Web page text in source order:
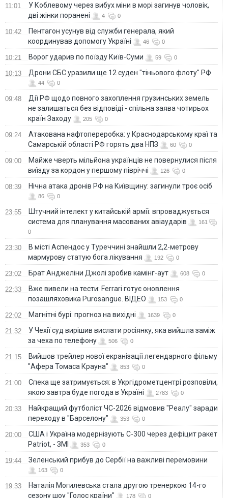
11:01
У Коблевому через вибух міни в морі загинув чоловік,
дві жінки поранені
4 0
10:42
Пентагон усунув від служби генерала, який
координував допомогу Україні
46 0
10:21 Ворог ударив по поїзду Київ-Суми 59 0
10:13 Дрони СБС уразили ще 12 суден "тіньового флоту" РФ
44 0
09:48
Дії РФ щодо повного захоплення грузинських земель
не залишаться без відповіді - спільна заява чотирьох
країн Заходу
205 0
09:24
Атакована нафтопереробка: у Краснодарському краї та
Самарській області РФ горять два НПЗ
60 0
09:00
Майже чверть мільйона українців не повернулися після
виїзду за кордон у першому півріччі
126 0
08:39 Нічна атака дронів РФ на Київщину: загинули троє осіб
86 0
23:55
Штучний інтелект у китайській армії: впроваджується
система для планування масованих авіаударів
161
0
23:30
В місті Аспендос у Туреччині знайшли 2,2-метрову
мармурову статую бога лікування
192 0
23:02 Брат Анджеліни Джолі зробив камінг-аут 608 0
22:33
Вже вивели на тести: Ferrari готує оновлення
позашляховика Purosangue. ВІДЕО
153 0
22:02 Магнітні бурі: прогноз на вихідні 1639 0
21:32
У Чехії суд вирішив вислати росіянку, яка вийшла заміж
за чеха по телефону
506 0
21:15
Вийшов трейлер нової екранізації легендарного фільму
"Афера Томаса Крауна"
853 0
21:00
Спека ще затримується: в Укргідрометцентрі розповіли,
якою завтра буде погода в Україні
2783 0
20:33
Найкращий футболіст ЧС-2026 відмовив "Реалу" заради
переходу в "Барселону"
353 0
20:00
США і Україна модернізують С-300 через дефіцит ракет
Patriot, - ЗМІ
353 0
19:44 Зеленський прибув до Сербії на важливі перемовини
163 0
19:33
Наталія Могилевська стала другою тренеркою 14-го
сезону шоу "Голос країни"
178 0